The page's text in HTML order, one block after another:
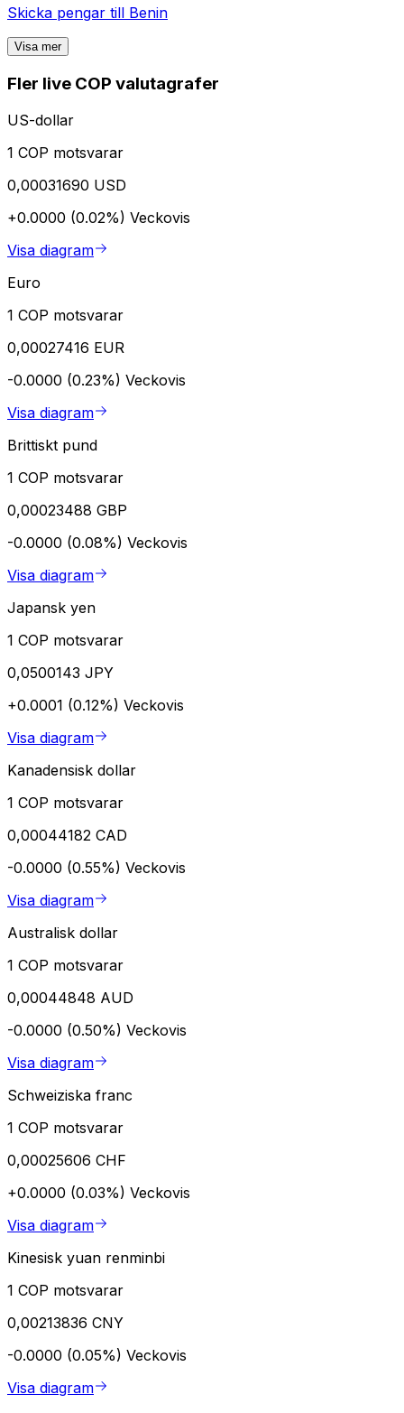
Skicka pengar till Benin
Visa mer
Fler live COP valutagrafer
US-dollar
1 COP motsvarar
0,00031690 USD
+0.0000 (0.02%) Veckovis
Visa diagram
Euro
1 COP motsvarar
0,00027416 EUR
-0.0000 (0.23%) Veckovis
Visa diagram
Brittiskt pund
1 COP motsvarar
0,00023488 GBP
-0.0000 (0.08%) Veckovis
Visa diagram
Japansk yen
1 COP motsvarar
0,0500143 JPY
+0.0001 (0.12%) Veckovis
Visa diagram
Kanadensisk dollar
1 COP motsvarar
0,00044182 CAD
-0.0000 (0.55%) Veckovis
Visa diagram
Australisk dollar
1 COP motsvarar
0,00044848 AUD
-0.0000 (0.50%) Veckovis
Visa diagram
Schweiziska franc
1 COP motsvarar
0,00025606 CHF
+0.0000 (0.03%) Veckovis
Visa diagram
Kinesisk yuan renminbi
1 COP motsvarar
0,00213836 CNY
-0.0000 (0.05%) Veckovis
Visa diagram